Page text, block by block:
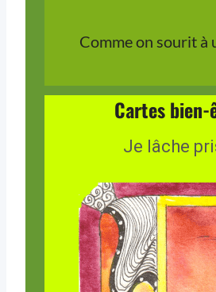
Comme on sourit à
Cartes
Je lâche